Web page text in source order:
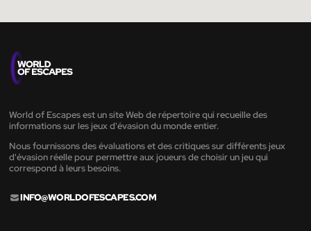
World of Escapes est un site Web de répertoire qui recueille des
informations sur les jeux d'évasion du monde entier.
Nous fournissons des évaluations et des critiques sur différents jeux
d'évasion réelle pour permettre aux joueurs de choisir un jeu qui
correspond à leurs besoins.
INFO@WORLDOFESCAPES.COM